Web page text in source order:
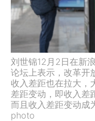
刘世锦12月2日在新
论坛上表示，改革开
收入差距也在拉大，
差距变动，即收入差
而且收入差距变动成
photo